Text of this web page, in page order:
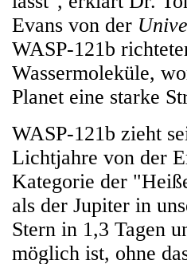
Evans von der
WASP-121b
Wassermoleküle,
Planet eine starke
WASP-121b zieht
Lichtjahre von der
Kategorie der
als der Jupiter in
Stern in 1,3 Tagen
möglich ist, ohne